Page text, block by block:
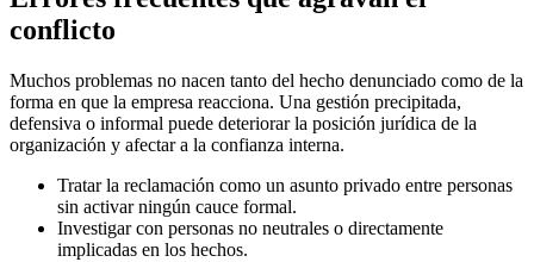
conflicto
Muchos problemas no nacen tanto del hecho denunciado como de la
forma en que la empresa reacciona. Una gestión precipitada,
defensiva o informal puede deteriorar la posición jurídica de la
organización y afectar a la confianza interna.
Tratar la reclamación como un asunto privado entre personas
sin activar ningún cauce formal.
Investigar con personas no neutrales o directamente
implicadas en los hechos.